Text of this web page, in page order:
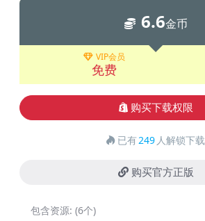
6.6金币
VIP会员
免费
购买下载权限
已有249 人解锁下载
购买官方正版
包含资源: (6个)